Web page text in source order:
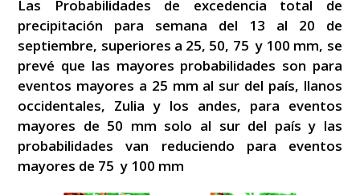
Las Probabilidades de excedencia total de
precipitación para semana del 13 al 20 de
septiembre, superiores a 25, 50, 75 y 100 mm, se
prevé que las mayores probabilidades son para
eventos mayores a 25 mm al sur del país, llanos
occidentales, Zulia y los andes, para eventos
mayores de 50 mm solo al sur del país y las
probabilidades van reduciendo para eventos
mayores de 75 y 100 mm